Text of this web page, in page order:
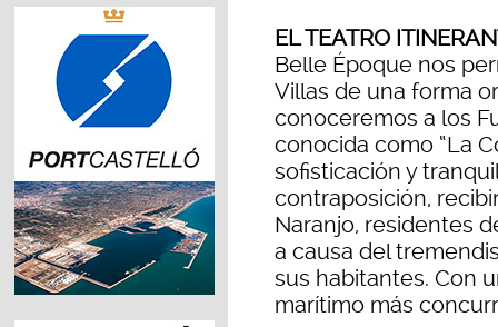
EL TEATRO
Belle Époque nos
Villas de una forma
conoceremos a los
conocida como “La
sofisticación y
contraposición,
Naranjo, residentes
a causa del
sus habitantes. Con
marítimo más